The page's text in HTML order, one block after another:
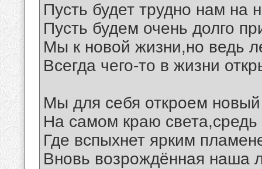
Пусть будет трудно нам на
Пусть будем очень долго
Мы к новой жизни,но ведь
Всегда чего-то в жизни
Мы для себя откроем новый
На самом краю света,средь
Где вспыхнет ярким
Вновь возрождённая наша